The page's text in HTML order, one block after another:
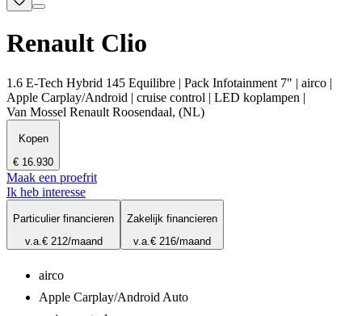
Renault Clio
1.6 E-Tech Hybrid 145 Equilibre | Pack Infotainment 7" | airco |
Apple Carplay/Android | cruise control | LED koplampen |
Van Mossel Renault Roosendaal, (NL)
Kopen
€ 16.930
Maak een proefrit
Ik heb interesse
Particulier financieren
v.a.€ 212/maand
Zakelijk financieren
v.a.€ 216/maand
airco
Apple Carplay/Android Auto